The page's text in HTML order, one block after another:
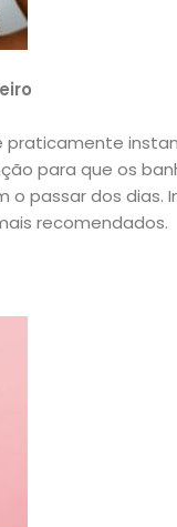
praticamente
para que os
o passar dos dias.
recomendados.